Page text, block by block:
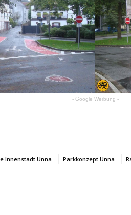
- Google Werbung -
Innenstadt Unna Parkkonzept Unna